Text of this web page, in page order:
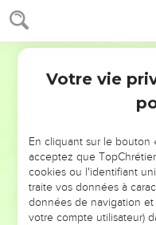
Jonas 2
2 Et il dit : Dans ma
répondu ; du sein du
voix.
Tu m'as jeté dans
m'a environné. Toutes
Et moi je disais : Je
Cependant je verrai
Les eaux m'ont
enveloppé ; les roseaux
Votre vie
En cliquant sur le bouton
acceptez que
cookies ou l'identifiant
traite vos données à
données de navigation
votre compte utilisateur)